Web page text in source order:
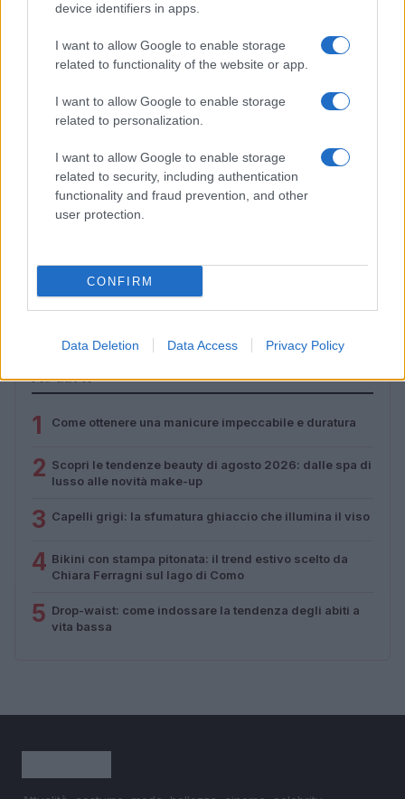
device identifiers in apps.
I want to allow Google to enable storage
related to functionality of the website or app.
I want to allow Google to enable storage
related to personalization.
I want to allow Google to enable storage
related to security, including authentication
functionality and fraud prevention, and other
user protection.
CONFIRM
Data Deletion Data Access Privacy Policy
Come ottenere labbra perfette con il metodo gym lips
PIÙ LETTI
1 Come ottenere una manicure impeccabile e duratura
2 Scopri le tendenze beauty di agosto 2026: dalle spa di
lusso alle novità make-up
3 Capelli grigi: la sfumatura ghiaccio che illumina il viso
4 Bikini con stampa pitonata: il trend estivo scelto da
Chiara Ferragni sul lago di Como
5 Drop-waist: come indossare la tendenza degli abiti a
vita bassa